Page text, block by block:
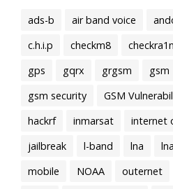
ads-b air band voice
c.h.i.p
checkm8 checkra1n
gps
gqrx grgsm gsm
gsm security
GSM
hackrf
inmarsat internet
jailbreak
l-band lna
mobile
NOAA outernet